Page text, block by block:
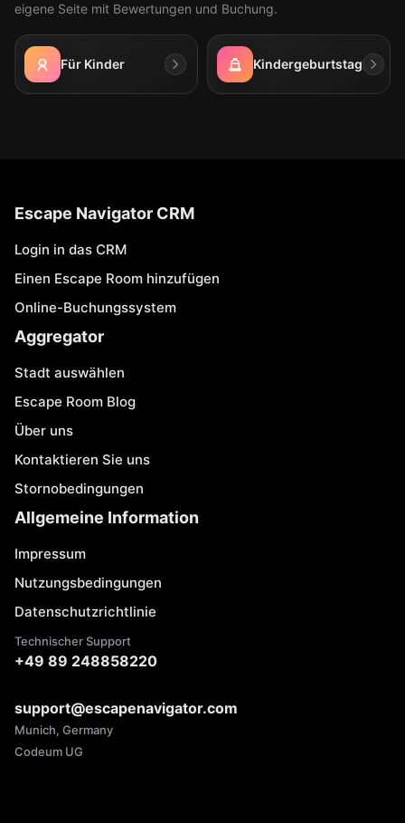
eigene Seite mit Bewertungen und Buchung.
Für Kinder Kindergeburtstag
Escape Navigator CRM
Login in das CRM
Einen Escape Room hinzufügen
Online-Buchungssystem
Aggregator
Stadt auswählen
Escape Room Blog
Über uns
Kontaktieren Sie uns
Stornobedingungen
Allgemeine Information
Impressum
Nutzungsbedingungen
Datenschutzrichtlinie
Technischer Support
+49 89 248858220
support@escapenavigator.com
Munich, Germany
Codeum UG